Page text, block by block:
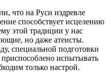
что на Руси издревле
способствует исцелению
этой традиции у нас
но даже атеисты.
специальной подготовки
приспособлено испытывать
только настрой.